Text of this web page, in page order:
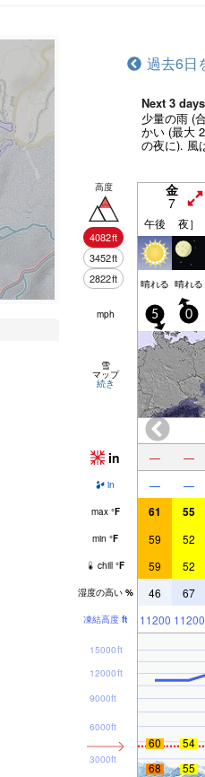
過去6日
Next 3
少量の雨 (
かい (最大
の夜に). 風
高度
4082ft
3452ft
2822ft
金
7
午後 夜］
晴れる 晴れる
mph 5 0
雪
マップ
続き
in — —
in — —
max °F 61 55
min °F 59 52
chill °F 59 52
湿度の高い % 46 67
凍結高度 ft 11200 11200
3000ft
6000ft
9000ft
12000ft
15000ft
60 54
68
55